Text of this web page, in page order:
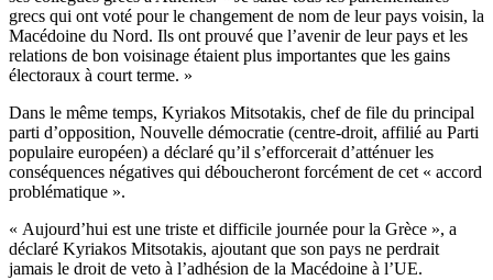
grecs qui ont voté pour le changement de nom de leur pays voisin, la
Macédoine du Nord. Ils ont prouvé que l’avenir de leur pays et les
relations de bon voisinage étaient plus importantes que les gains
électoraux à court terme. »
Dans le même temps, Kyriakos Mitsotakis, chef de file du principal
parti d’opposition, Nouvelle démocratie (centre-droit, affilié au Parti
populaire européen) a déclaré qu’il s’efforcerait d’atténuer les
conséquences négatives qui déboucheront forcément de cet « accord
problématique ».
« Aujourd’hui est une triste et difficile journée pour la Grèce », a
déclaré Kyriakos Mitsotakis, ajoutant que son pays ne perdrait
jamais le droit de veto à l’adhésion de la Macédoine à l’UE.